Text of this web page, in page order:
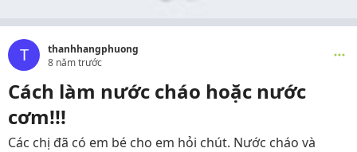
T
thanhhangphuong
8 năm trước
Cách làm nước cháo hoặc nước
cơm!!!
Các chị đã có em bé cho em hỏi chút. Nước cháo và